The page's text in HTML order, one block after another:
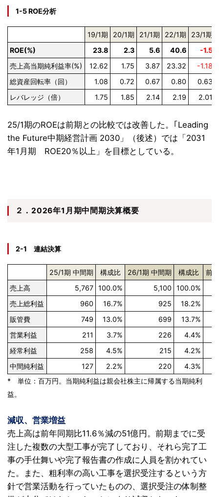
1-5 ROE分析
19/1期 20/1期 21/1期 22/1期 23/1期
ROE(%)
23.8 2.3 5.6 40.6
-1.5
売上高当期純利益率(%)
12.62 1.75 3.87 23.32
-1.18
総資産回転率（回）
1.08 0.72 0.67 0.80
0.63
レバレッジ（倍）
1.75 1.85 2.14 2.19 2.01
25/1期のROEは前期との比較では改善した。｢Leading
the Future中期経営計画 2030」（後述）では「2031
年1月期 ROE20％以上」を目標としている。
２．2026年1月期中間期決算概要
2-1 連結決算
25/1期 中間期 構成比 26/1期 中間期 構成比
前
売上高
5,767 100.0% 5,100 100.0%
売上総利益
960 16.7% 925
18.2%
販管費
749 13.0% 699
13.7%
営業利益
211 3.7% 226 4.4%
経常利益
258 4.5% 215 4.2%
中間純利益
127 2.2% 220 4.3%
* 単位：百万円。当期純利益は親会社株主に帰属する当期純利
益。
減収、営業増益
売上高は前年同期比11.6％減の51億円。前期までに受
注した複数の大型工事が完了しており、それら完了工
事の手仕舞いや完了報告書の作成に人員を割かれてい
た。また、粗利率の高い工事を選択受注するという方
針で営業活動を行っていたものの、選択受注の体制整